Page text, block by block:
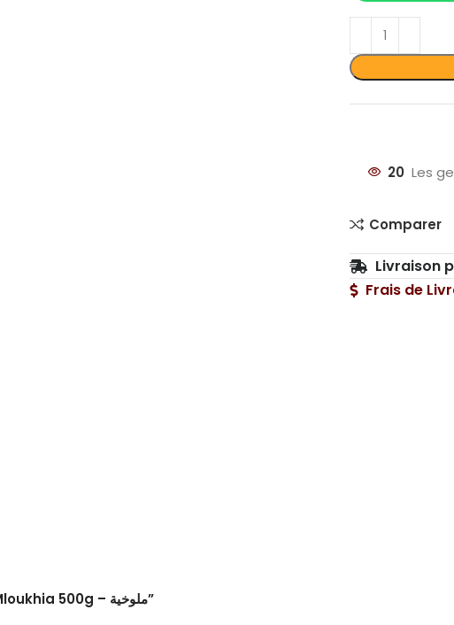
20 Les
Comparer
Livraison
Frais de
Soyez le premier à laisser votre avis sur “Mloukhia 500g – ملوخية”